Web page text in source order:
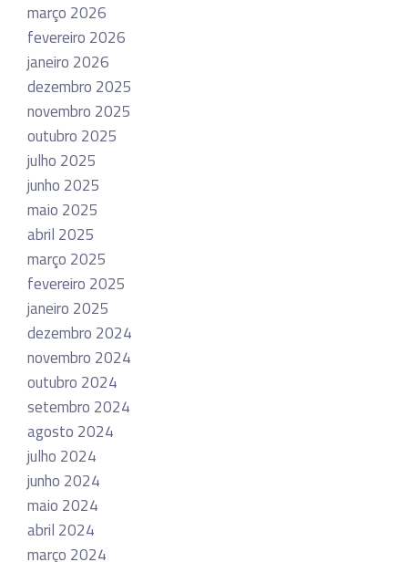
março 2026
fevereiro 2026
janeiro 2026
dezembro 2025
novembro 2025
outubro 2025
julho 2025
junho 2025
maio 2025
abril 2025
março 2025
fevereiro 2025
janeiro 2025
dezembro 2024
novembro 2024
outubro 2024
setembro 2024
agosto 2024
julho 2024
junho 2024
maio 2024
abril 2024
março 2024